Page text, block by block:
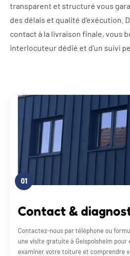
transparent et structuré vous
des délais et qualité d’exécution.
contact à la livraison finale, vous
interlocuteur dédié et d’un suivi
01
Contact &
Contactez-nous par téléphone ou
une visite gratuite à Geispolsheim pour
examiner votre toiture et comprendre